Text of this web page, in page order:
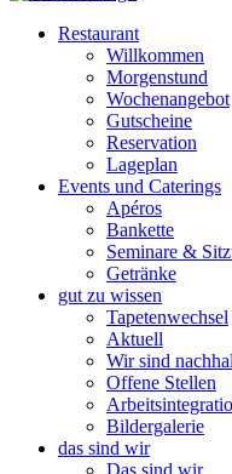
Restaurant
Willkommen
Morgenstund
Wochenangebot
Gutscheine
Reservation
Lageplan
Events und Caterings
Apéros
Bankette
Seminare &
Getränke
gut zu wissen
Tapetenwechsel
Aktuell
Wir sind
Offene Stellen
Bildergalerie
das sind wir
Das sind wir